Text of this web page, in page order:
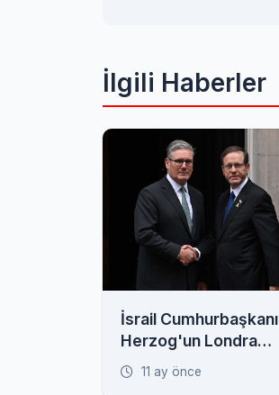
İlgili Haberler
İsrail Cumhurbaşkanı
Herzog'un Londra
Ziyareti Protestolarla
Gölgede Kaldı
11 ay önce